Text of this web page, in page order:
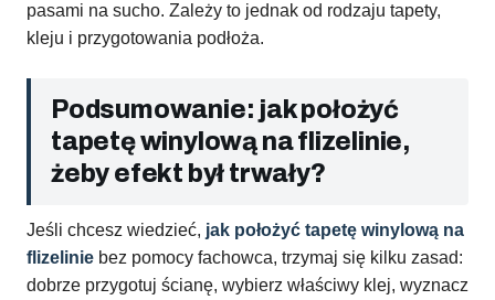
pasami na sucho. Zależy to jednak od rodzaju tapety,
kleju i przygotowania podłoża.
Podsumowanie: jak położyć
tapetę winylową na flizelinie,
żeby efekt był trwały?
Jeśli chcesz wiedzieć, jak położyć tapetę winylową na
flizelinie bez pomocy fachowca, trzymaj się kilku zasad:
dobrze przygotuj ścianę, wybierz właściwy klej, wyznacz